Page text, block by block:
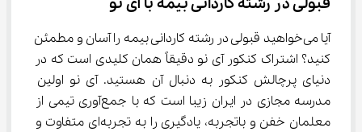
آیا می‌خواهید قبولی در رشته کاردانی بیمه را آسان و مطمئن
کنید؟ اشتراک کنکور آی نو دقیقاً همان کلیدی است که در
دنیای پرچالش کنکور به دنبال آن هستید. آی نو اولین
مدرسه مجازی در ایران زیبا است که با جمع‌آوری تیمی از
معلمان خفن و باتجربه، یادگیری را به تجربه‌ای متفاوت و